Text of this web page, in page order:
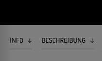
INFO BESCHREIBUNG